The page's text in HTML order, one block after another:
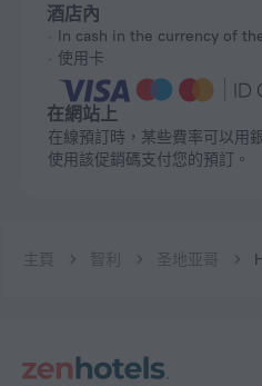
酒店內
In cash in the currency of
使用卡
在網站上
在線預訂時，某些費率可以用銀行卡支付。 如果您有一個促銷碼，則您可以
使用該促銷碼支付您的預訂。
主頁 智利 圣地亚哥